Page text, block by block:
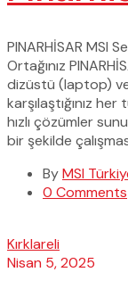
PINARHİSAR MSI
Ortağınız
dizüstü (laptop)
karşılaştığınız
hızlı çözümler
bir şekilde
ByMSI
0 Comments
Kırklareli
Nisan 5, 2025